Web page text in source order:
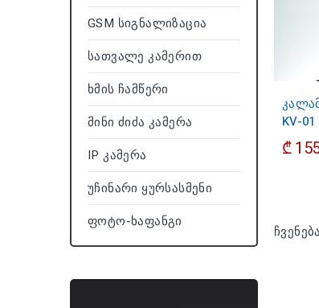
GSM Სიგნალიზაცია
Სათვალე Კამერით
Ხმის Ჩამწერი
Მინი Ძიძა Კამერა
IP Კამერა
Უჩინარი Ყურსასმენი
Ფოტო-Ხაფანგი
KV-01
₾